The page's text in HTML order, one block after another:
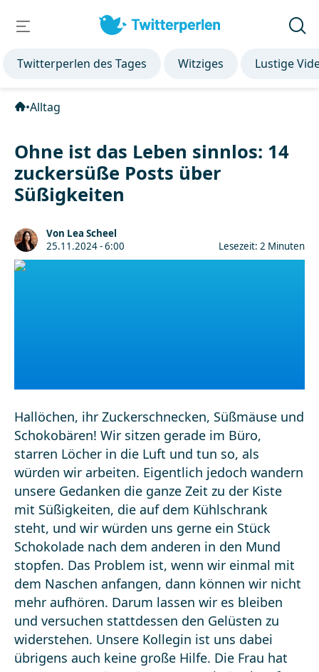
Twitterperlen des Tages Witziges Lustige
•Alltag
Ohne ist das Leben sinnlos: 14
zuckersüße Posts über
Süßigkeiten
Von Lea Scheel
25.11.2024 - 6:00
Lesezeit: 2 Minuten
Hallöchen, ihr Zuckerschnecken, Süßmäuse und
Schokobären! Wir sitzen gerade im Büro,
starren Löcher in die Luft und tun so, als
würden wir arbeiten. Eigentlich jedoch wandern
unsere Gedanken die ganze Zeit zu der Kiste
mit Süßigkeiten, die auf dem Kühlschrank
steht, und wir würden uns gerne ein Stück
Schokolade nach dem anderen in den Mund
stopfen. Das Problem ist, wenn wir einmal mit
dem Naschen anfangen, dann können wir nicht
mehr aufhören. Darum lassen wir es bleiben
und versuchen stattdessen den Gelüsten zu
widerstehen. Unsere Kollegin ist uns dabei
übrigens auch keine große Hilfe. Die Frau hat